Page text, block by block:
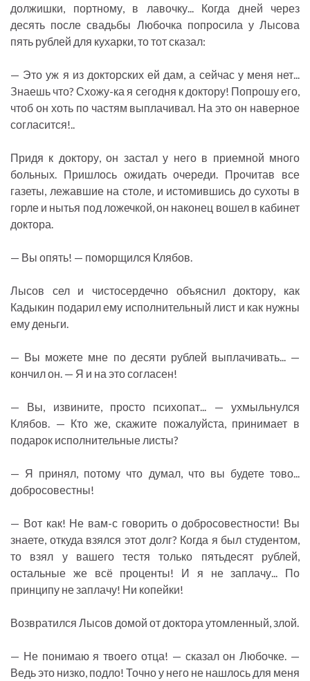
должишки, портному, в лавочку... Когда дней через
десять после свадьбы Любочка попросила у Лысова
пять рублей для кухарки, то тот сказал:
— Это уж я из докторских ей дам, а сейчас у меня нет...
Знаешь что? Схожу-ка я сегодня к доктору! Попрошу его,
чтоб он хоть по частям выплачивал. На это он наверное
согласится!..
Придя к доктору, он застал у него в приемной много
больных. Пришлось ожидать очереди. Прочитав все
газеты, лежавшие на столе, и истомившись до сухоты в
горле и нытья под ложечкой, он наконец вошел в кабинет
доктора.
— Вы опять! — поморщился Клябов.
Лысов сел и чистосердечно объяснил доктору, как
Кадыкин подарил ему исполнительный лист и как нужны
ему деньги.
— Вы можете мне по десяти рублей выплачивать... —
кончил он. — Я и на это согласен!
— Вы, извините, просто психопат... — ухмыльнулся
Клябов. — Кто же, скажите пожалуйста, принимает в
подарок исполнительные листы?
— Я принял, потому что думал, что вы будете тово...
добросовестны!
— Вот как! Не вам-с говорить о добросовестности! Вы
знаете, откуда взялся этот долг? Когда я был студентом,
то взял у вашего тестя только пятьдесят рублей,
остальные же всё проценты! И я не заплачу... По
принципу не заплачу! Ни копейки!
Возвратился Лысов домой от доктора утомленный, злой.
— Не понимаю я твоего отца! — сказал он Любочке. —
Ведь это низко, подло! Точно у него не нашлось для меня